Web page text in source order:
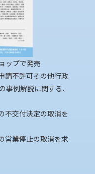
ップで発売
請不許可その他行政
例解説に関する、
不交付決定の取消を
営業停止の取消を求